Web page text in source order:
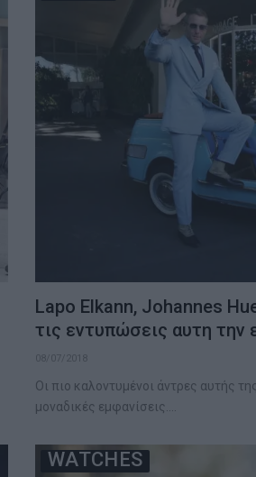
Lapo Elkann, Johannes
τις εντυπώσεις αυτη την
08/07/2018
Οι πιο καλοντυμένοι άντρες αυτής
μοναδικές εμφανίσεις.…
WATCHES